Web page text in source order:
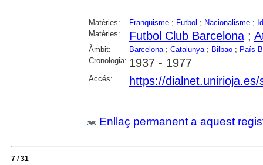
Matèries: Franquisme; Futbol ; Nacionalisme;
Matèries:
Futbol Club Barcelona;
Àmbit: Barcelona; Catalunya; Bilbao; País
Cronologia: 1937 - 1977
Accés: https://
Enllaç permanent a aquest
7 / 31